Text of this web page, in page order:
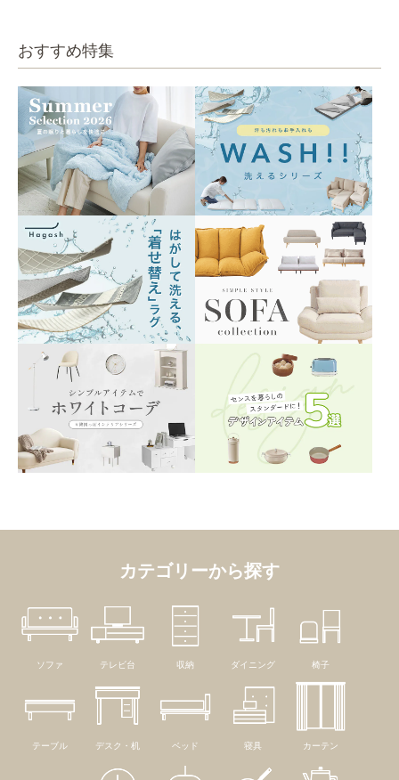
おすすめ特集
カテゴリーから探す
ソファ テレビ台 収納 ダイニング 椅子
テーブル デスク・机 ベッド 寝具 カーテン